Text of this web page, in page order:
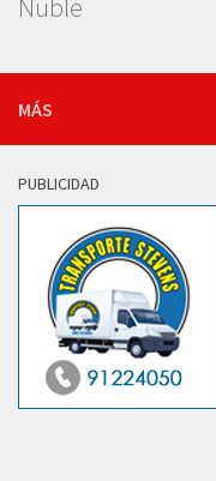
Ñuble
MÁS
PUBLICIDAD